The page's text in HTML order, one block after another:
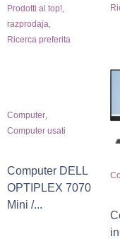
Prodotti al top!
razprodaja
Ricerca preferita
Computer
Computer usati
Computer DELL
OPTIPLEX 7070
Mini /...